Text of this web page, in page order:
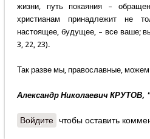
жизни, путь покаяния –
христианам принадлежит не
настоящее, будущее, – все ваше;
3, 22, 23).
Так разве мы, православные,
Александр Николаевич КРУТОВ,
Войдите чтобы оставить